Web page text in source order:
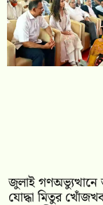
জুলাই
যোদ্ধা মিতুর